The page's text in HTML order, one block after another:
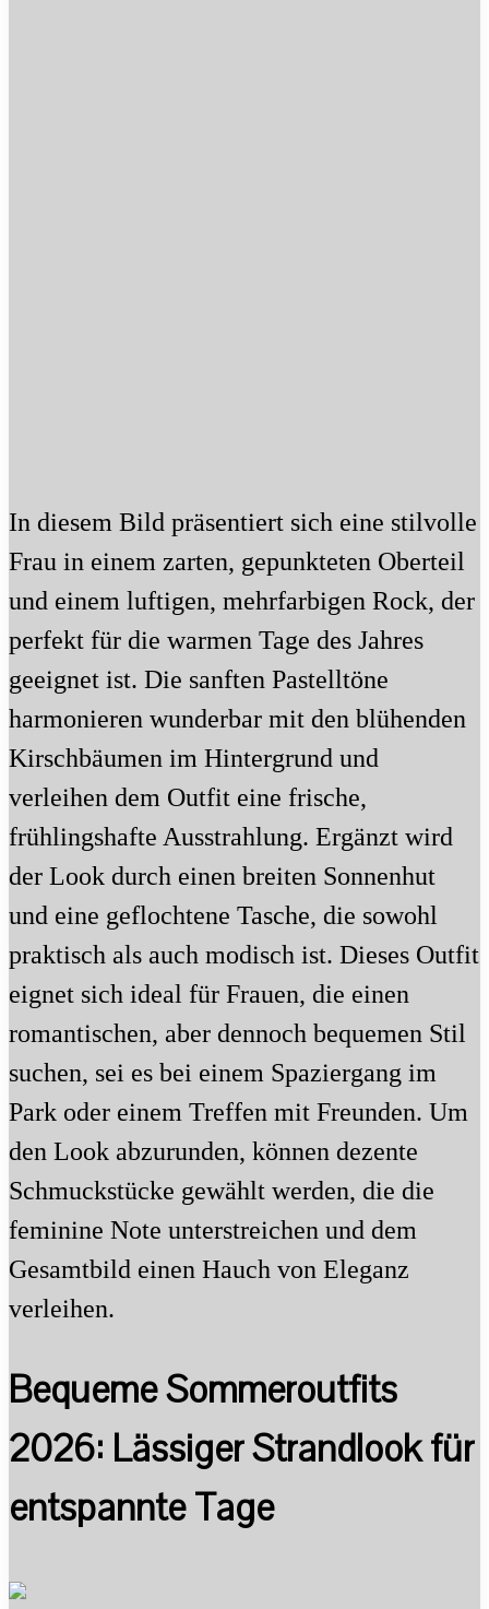
In diesem Bild präsentiert sich eine stilvolle
Frau in einem zarten, gepunkteten Oberteil
und einem luftigen, mehrfarbigen Rock, der
perfekt für die warmen Tage des Jahres
geeignet ist. Die sanften Pastelltöne
harmonieren wunderbar mit den blühenden
Kirschbäumen im Hintergrund und
verleihen dem Outfit eine frische,
frühlingshafte Ausstrahlung. Ergänzt wird
der Look durch einen breiten Sonnenhut
und eine geflochtene Tasche, die sowohl
praktisch als auch modisch ist. Dieses Outfit
eignet sich ideal für Frauen, die einen
romantischen, aber dennoch bequemen Stil
suchen, sei es bei einem Spaziergang im
Park oder einem Treffen mit Freunden. Um
den Look abzurunden, können dezente
Schmuckstücke gewählt werden, die die
feminine Note unterstreichen und dem
Gesamtbild einen Hauch von Eleganz
verleihen.
Bequeme Sommeroutfits
2026: Lässiger Strandlook für
entspannte Tage